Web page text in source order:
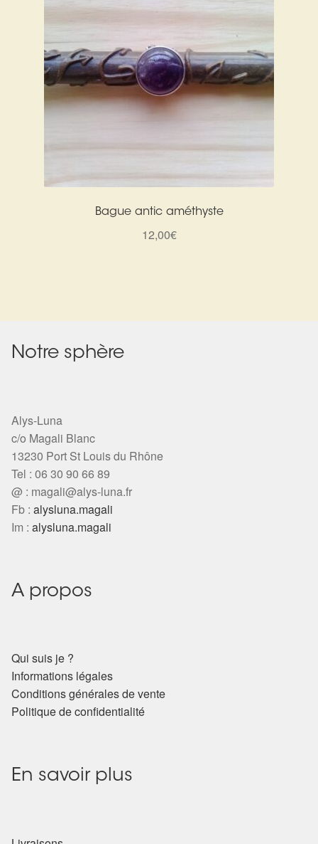
Bague antic améthyste
12,00€
Notre sphère
Alys-Luna
c/o Magali Blanc
13230 Port St Louis du Rhône
Tel : 06 30 90 66 89
@ : magali@alys-luna.fr
Fb : alysluna.magali
Im : alysluna.magali
A propos
Qui suis je ?
Informations légales
Conditions générales de vente
Politique de confidentialité
En savoir plus